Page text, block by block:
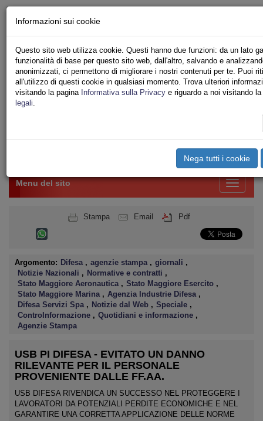
Iscriviti Online
Ricerca
Area Stampa
Privacy
Toggle
Menu del sito
Stampa Email Pdf
Argomento: Difesa , agenzie stampa , giornali ,
Notizie Nazionali , Normative e contratti ,
Stato Maggiore Aeronautica , Stato Maggiore Esercito ,
Stato Maggiore Marina , Agenzia Industrie Difesa ,
Difesa Servizi Spa , Notizie dal Web , Speciale ,
ControInformazione , Quotidiani e informazione ,
Agenzie Stampa
USB PI DIFESA - EVITATO UN DANNO
RILEVANTE PER IL PERSONALE
PROVENIENTE DALLE FF.AA.
USB DIFESA RIVENDICA UN SUCCESSO NEL PROTEGGERE I
LAVORATORI DA POTENZIALI PERDITE ECONOMICHE E NEL
GARANTIRE UNA CORRETTA APPLICAZIONE DELLE NORME
Informazioni sui cookie
Questo sito web utilizza cookie. Questi hanno due funzioni: da un lato
funzionalità di base per questo sito web, dall'altro, salvando e
anonimizzati, ci permettono di migliorare i nostri contenuti per te. Puoi
all'utilizzo di questi cookie in qualsiasi momento. Trova ulteriori
visitando la pagina Informativa sulla Privacy e riguardo a noi visitando
legali.
Nega tutti i cookie